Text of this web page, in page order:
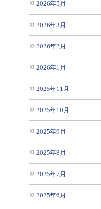
2026年5月
2026年3月
2026年2月
2026年1月
2025年11月
2025年10月
2025年9月
2025年8月
2025年7月
2025年6月